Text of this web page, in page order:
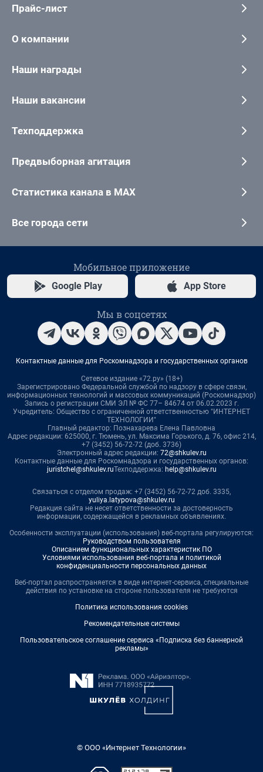
Прайс-лист
О компании
Наши награды
Наши вакансии
Техподдержка
Предвыборная агитация
Статистика канала в MAX
Все города сети
Мобильное приложение
Google Play App Store
Мы в соцсетях
Контактные данные для Роскомнадзора и государственных органов
Сетевое издание «72.ру» (18+)
Зарегистрировано Федеральной службой по надзору в сфере связи,
информационных технологий и массовых коммуникаций (Роскомнадзор)
Запись о регистрации СМИ ЭЛ № ФС 77– 84674 от 06.02.2023 г.
Учредитель: Общество с ограниченной ответственностью "ИНТЕРНЕТ
ТЕХНОЛОГИИ"
Главный редактор: Познахарева Елена Павловна
Адрес редакции: 625000, г. Тюмень, ул. Максима Горького, д. 76, офис 214,
+7 (3452) 56-72-72 (доб. 3736)
Электронный адрес редакции: 72@shkulev.ru
Контактные данные для Роскомнадзора и государственных органов:
juristchel@shkulev.ruТехподдержка: help@shkulev.ru
Связаться с отделом продаж: +7 (3452) 56-72-72 доб. 3335,
yuliya.latypova@shkulev.ru
Редакция сайта не несет ответственности за достоверность
информации, содержащейся в рекламных объявлениях.
Особенности эксплуатации (использования) веб-портала регулируются:
Руководством пользователя
Описанием функциональных характеристик ПО
Условиями использования веб-портала и политикой
конфиденциальности персональных данных
Веб-портал распространяется в виде интернет-сервиса, специальные
действия по установке на стороне пользователя не требуются
Политика использования cookies
Рекомендательные системы
Пользовательское соглашение сервиса «Подписка без баннерной
рекламы»
© ООО «Интернет Технологии»